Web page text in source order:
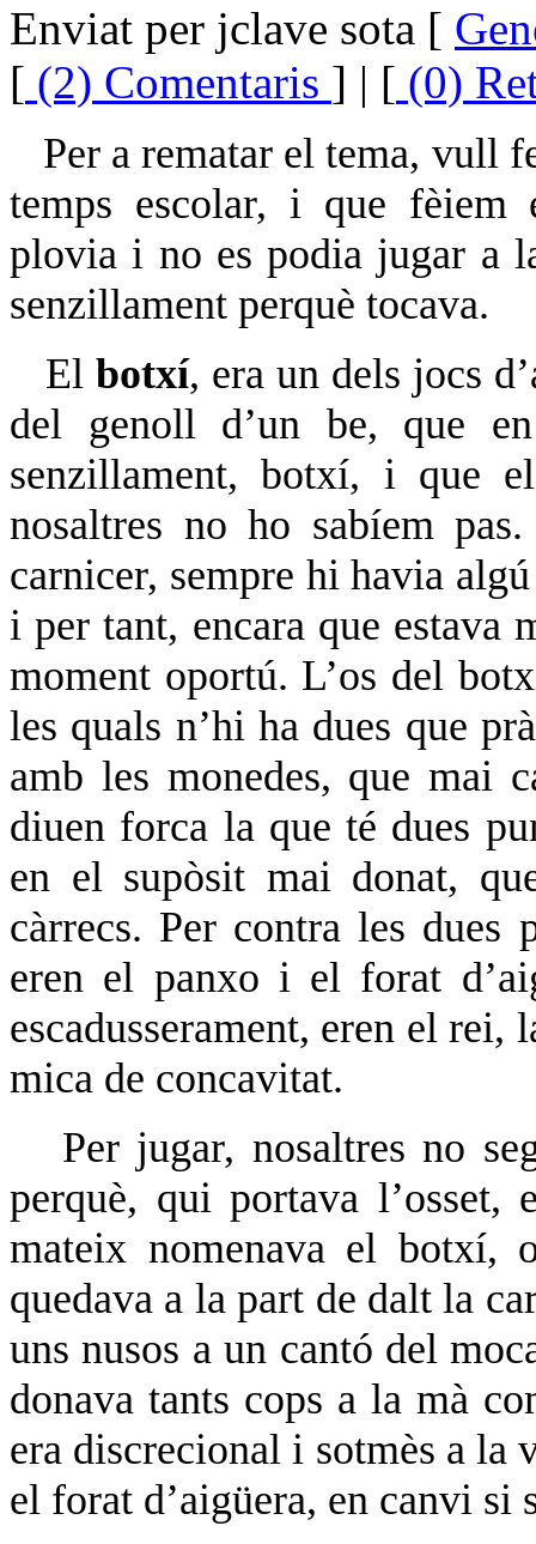
Enviat per jclave sota [
[ (2) Comentaris ] | [ (0)
Per a rematar el tema, vull
temps escolar, i que fèiem
plovia i no es podia jugar a
senzillament perquè tocava.
El botxí, era un dels jocs
del genoll d’un be, que
senzillament, botxí, i que
nosaltres no ho sabíem
carnicer, sempre hi havia
i per tant, encara que estava
moment oportú. L’os del
les quals n’hi ha dues que
amb les monedes, que mai
diuen forca la que té dues
en el supòsit mai donat,
càrrecs. Per contra les dues
eren el panxo i el forat
escadusserament, eren el
mica de concavitat.
Per jugar, nosaltres no
perquè, qui portava
mateix nomenava el botxí,
quedava a la part de dalt la
uns nusos a un cantó del
donava tants cops a la mà
era discrecional i sotmès a
el forat d’aigüera, en canvi si